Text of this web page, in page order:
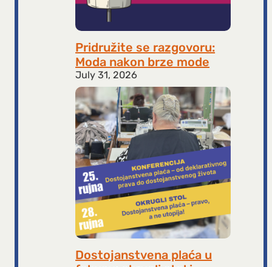
Pridružite se razgovoru:
Moda nakon brze mode
July 31, 2026
Dostojanstvena plaća u